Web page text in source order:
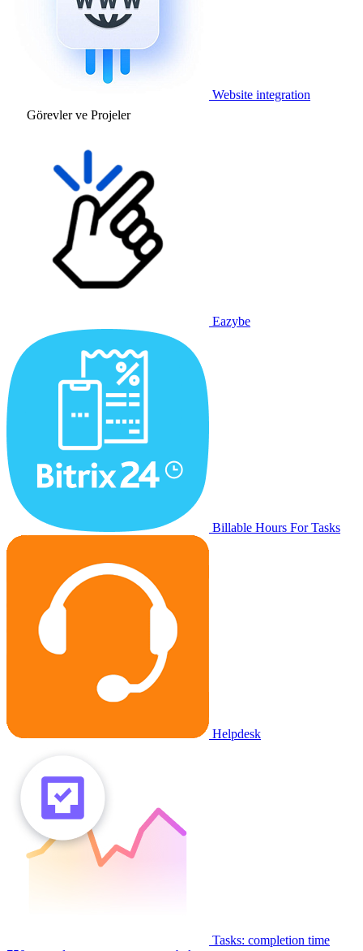
Website integration
Görevler ve Projeler
Eazybe
Billable Hours For Tasks
Helpdesk
Tasks: completion time